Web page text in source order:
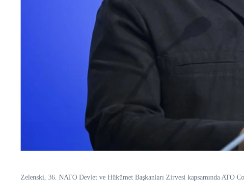
Zelenski, 36.⁠ ⁠NATO Devlet ve Hükümet Başkanları Zirvesi kapsamında ATO